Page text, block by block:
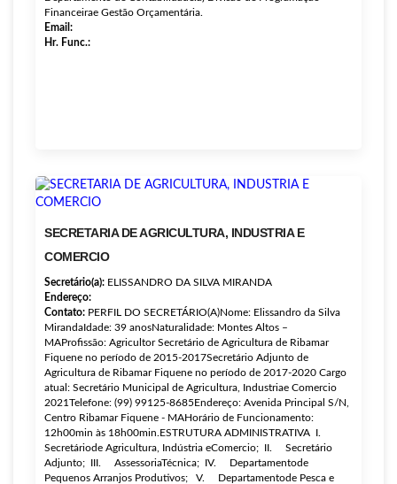
Financeirae Gestão Orçamentária.
Email:
Hr. Func.:
SECRETARIA DE AGRICULTURA, INDUSTRIA E
COMERCIO
Secretário(a): ELISSANDRO DA SILVA MIRANDA
Endereço:
Contato: PERFIL DO SECRETÁRIO(A)Nome: Elissandro da Silva
MirandaIdade: 39 anosNaturalidade: Montes Altos –
MAProfissão: Agricultor Secretário de Agricultura de Ribamar
Fiquene no período de 2015-2017Secretário Adjunto de
Agricultura de Ribamar Fiquene no período de 2017-2020 Cargo
atual: Secretário Municipal de Agricultura, Industriae Comercio
2021Telefone: (99) 99125-8685Endereço: Avenida Principal S/N,
Centro Ribamar Fiquene - MAHorário de Funcionamento:
12h00min às 18h00min.ESTRUTURA ADMINISTRATIVA I.
Secretáriode Agricultura, Indústria eComercio; II. Secretário
Adjunto; III. AssessoriaTécnica; IV. Departamentode
Pequenos Arranjos Produtivos; V. Departamentode Pesca e